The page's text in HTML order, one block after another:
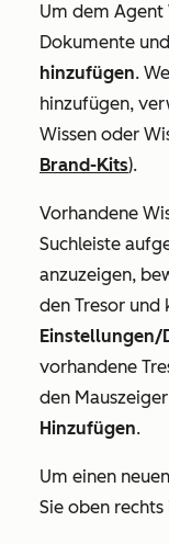
Um dem Agent
Dokumente
hinzufügen.
hinzufügen,
Wissen oder
Brand-Kits).
Vorhandene
Suchleiste
anzuzeigen,
den Tresor und
Einstellungen/
vorhandene
den
Hinzufügen.
Um einen
Sie oben